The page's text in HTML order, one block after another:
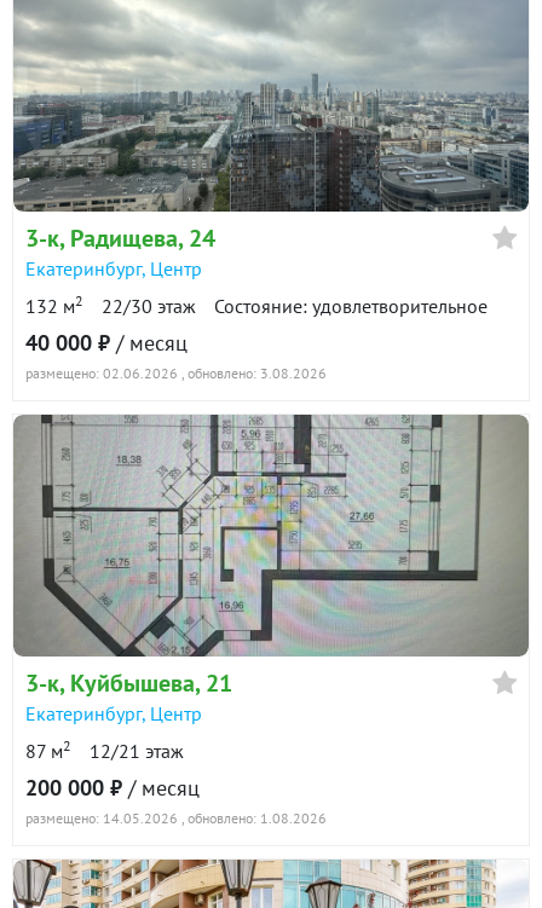
3-к, Радищева, 24
Екатеринбург, Центр
132 м2 22/30 этаж Состояние: удовлетворительное
40 000 ₽ / месяц
размещено: 02.06.2026 , обновлено: 3.08.2026
3-к, Куйбышева, 21
Екатеринбург, Центр
87 м2 12/21 этаж
200 000 ₽ / месяц
размещено: 14.05.2026 , обновлено: 1.08.2026